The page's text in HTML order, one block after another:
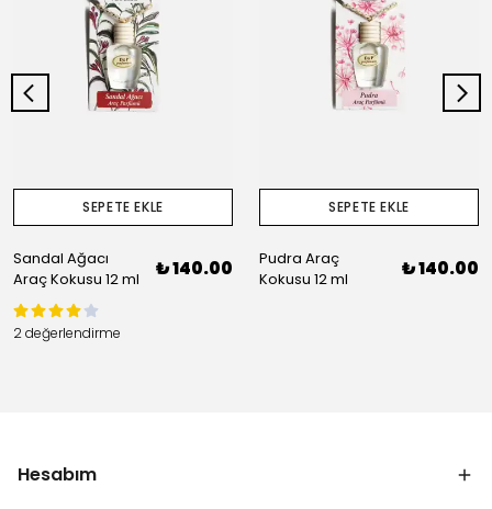
SEPETE EKLE
Sandal Ağacı
Araç Kokusu 12 ml
₺ 140.00
2 değerlendirme
SEPETE EKLE
Pudra Araç
Kokusu 12 ml
₺ 140.00
Hesabım